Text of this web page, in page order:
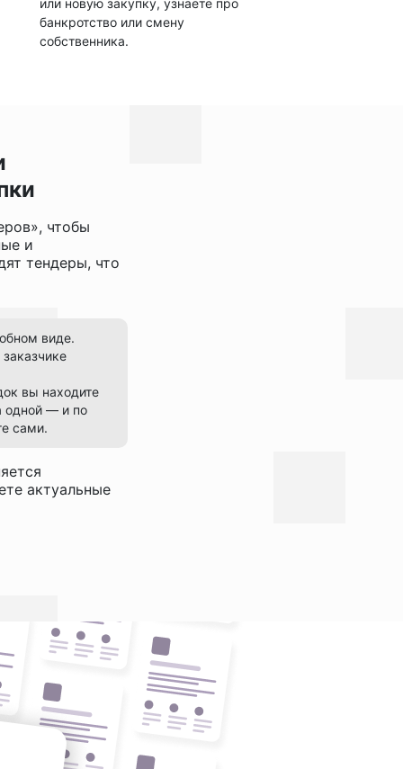
или новую закупку, узнаете про
банкротство или смену
собственника.
чтобы
и
тендеры, что
виде.
вы находите
одной — и по
сами.
актуальные